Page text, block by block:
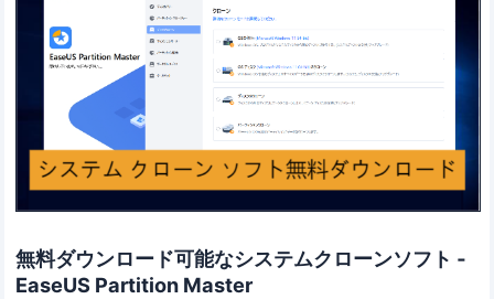
無料ダウンロード可能なシステムクローンソフト ‐
EaseUS Partition Master